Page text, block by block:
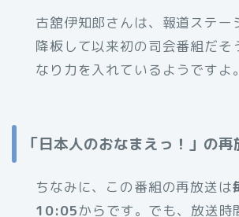
古舘伊知郎さんは、報道ステー
降板して以来初の司会番組だそ
なり力を入れているようですよ。
「日本人のおなまえっ！」の再
ちなみに、この番組の再放送は
10:05からです。でも、放送時